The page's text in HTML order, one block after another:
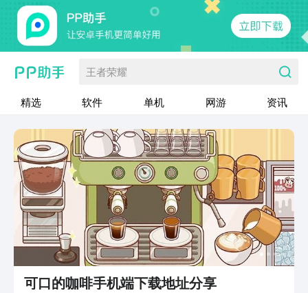
王者荣耀
精选 软件 单机 网游 资讯
可口的咖啡手机端下载地址分享